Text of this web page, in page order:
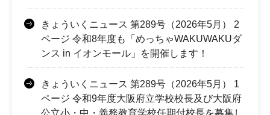
きょういくニュース 第289号（2026年5月） 2
ページ 令和8年度も「めっちゃWAKUWAKUダ
ンス in イオンモール」を開催します！
きょういくニュース 第289号（2026年5月） 1
ページ 令和9年度大阪府立学校校長及び大阪府
公立小・中・義務教育学校任期付校長を募集し